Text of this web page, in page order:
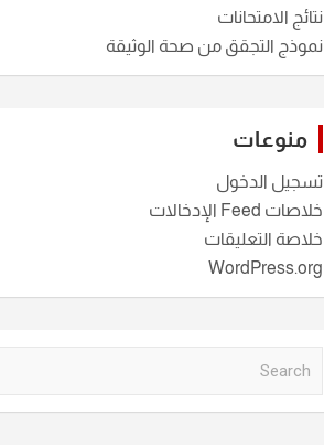
نتائج الامتحانات
نموذج التجقق من صحة الوثيقة
منوعات
تسجيل الدخول
خلاصات Feed الإدخالات
خلاصة التعليقات
WordPress.org